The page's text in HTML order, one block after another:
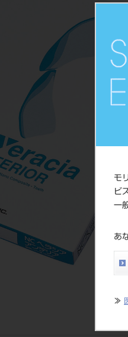
モ
ビ
一
あ
≫